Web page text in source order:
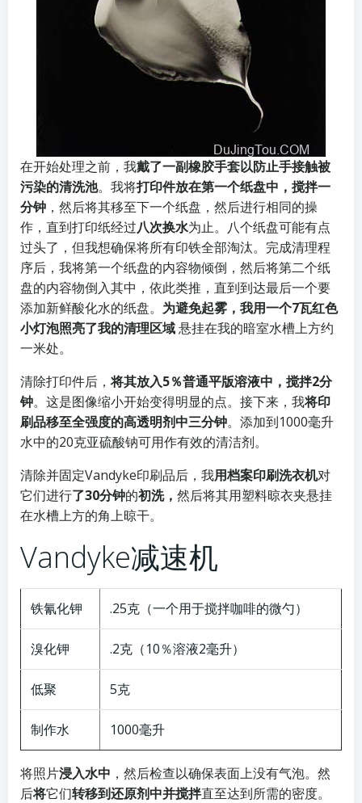
在开始处理之前，我戴了一副橡胶手套以防止手接触被
污染的清洗池。我将打印件放在第一个纸盘中，搅拌一
分钟 ，然后将其移至下一个纸盘，然后进行相同的操
作，直到打印纸经过八次换水为止。八个纸盘可能有点
过头了，但我想确保将所有印铁全部淘汰。完成清理程
序后，我将第一个纸盘的内容物倾倒，然后将第二个纸
盘的内容物倒入其中，依此类推，直到到达最后一个要
添加新鲜酸化水的纸盘。 为避免起雾，我用一个7瓦红色
小灯泡照亮了我的清理区域悬挂在我的暗室水槽上方约
一米处。
清除打印件后，将其放入5％普通平版溶液中，搅拌2分
钟。这是图像缩小开始变得明显的点。接下来，我将印
刷品移至全强度的高透明剂中三分钟。添加到1000毫升
水中的20克亚硫酸钠可用作有效的清洁剂。
清除并固定Vandyke印刷品后，我用档案印刷洗衣机对
它们进行了30分钟的初洗， 然后将其用塑料晾衣夹悬挂
在水槽上方的角上晾干。
Vandyke减速机
铁氰化钾 .25克（一个用于搅拌咖啡的微勺）
溴化钾 .2克（10％溶液2毫升）
低聚 5克
制作水 1000毫升
将照片浸入水中 ，然后检查以确保表面上没有气泡。然
后将它们转移到还原剂中并搅拌直至达到所需的密度。